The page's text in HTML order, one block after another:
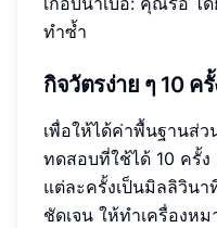
ทำซ้ำ
กิจวัตรง่าย ๆ 10 ครั้
เพื่อให้ได้ค่าพื้นฐานส่
ทดสอบที่ใช้ได้ 10 ครั้
แต่ละครั้งเป็นมิลลิวิน
ชัดเจน ให้ทำเครื่องห